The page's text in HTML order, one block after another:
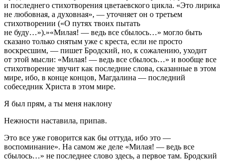
и последнего стихотворения цветаевского цикла. «Это лирика
не любовная, а духовная», — уточняет он о третьем
стихотворении («О путях твоих пытать
не буду…»).»«Милая! — ведь все сбылось…» могло быть
сказано только снятым уже с креста, если не просто
воскресшим, — пишет Бродский, но, к сожалению, уходит
от этой мысли: «Милая! — ведь все сбылось…» и вообще все
стихотворение звучит как последние слова, сказанные в этом
мире, ибо, в конце концов, Магдалина — последний
собеседник Христа в этом мире.
Я был прям, а ты меня наклону
Нежности наставила, припав.
Это все уже говорится как бы оттуда, ибо это —
воспоминание». На самом же деле «Милая! — ведь все
сбылось…» не последнее слово здесь, а первое там. Бродский